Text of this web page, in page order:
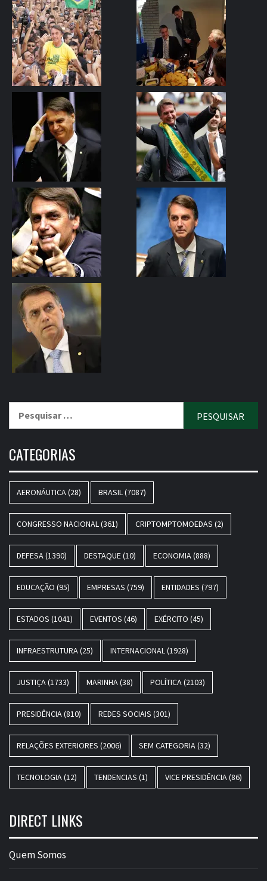
CATEGORIAS
AERONÁUTICA(28) BRASIL(7087)
CONGRESSO NACIONAL(361) CRIPTOMPTOMOEDAS (2)
DEFESA(1390) DESTAQUE(10) ECONOMIA(888)
EDUCAÇÃO (95) EMPRESAS (759) ENTIDADES (797)
ESTADOS (1041) EVENTOS (46) EXÉRCITO (45)
INFRAESTRUTURA(25) INTERNACIONAL(1928)
JUSTIÇA(1733) MARINHA(38) POLÍTICA(2103)
PRESIDÊNCIA(810) REDES SOCIAIS (301)
RELAÇÕES EXTERIORES (2006) SEM CATEGORIA(32)
TECNOLOGIA(12) TENDENCIAS (1) VICE PRESIDÊNCIA(86)
DIRECT LINKS
Quem Somos